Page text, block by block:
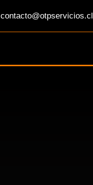
contacto@otpservicios.cl